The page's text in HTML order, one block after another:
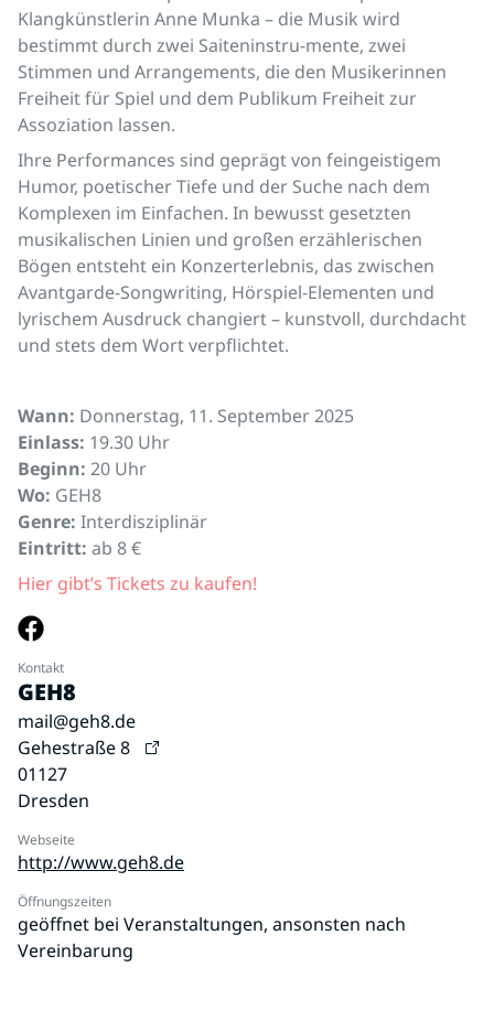
Klangkünstlerin Anne Munka – die Musik wird
bestimmt durch zwei Saiteninstru-mente, zwei
Stimmen und Arrangements, die den Musikerinnen
Freiheit für Spiel und dem Publikum Freiheit zur
Assoziation lassen.
Ihre Performances sind geprägt von feingeistigem
Humor, poetischer Tiefe und der Suche nach dem
Komplexen im Einfachen. In bewusst gesetzten
musikalischen Linien und großen erzählerischen
Bögen entsteht ein Konzerterlebnis, das zwischen
Avantgarde-Songwriting, Hörspiel-Elementen und
lyrischem Ausdruck changiert – kunstvoll, durchdacht
und stets dem Wort verpflichtet.
Wann: Donnerstag, 11. September 2025
Einlass: 19.30 Uhr
Beginn: 20 Uhr
Wo: GEH8
Genre: Interdisziplinär
Eintritt: ab 8 €
Hier gibt’s Tickets zu kaufen!
Kontakt
GEH8
mail@geh8.de
Gehestraße 8
01127
Dresden
Webseite
http://www.geh8.de
Öffnungszeiten
geöffnet bei Veranstaltungen, ansonsten nach
Vereinbarung